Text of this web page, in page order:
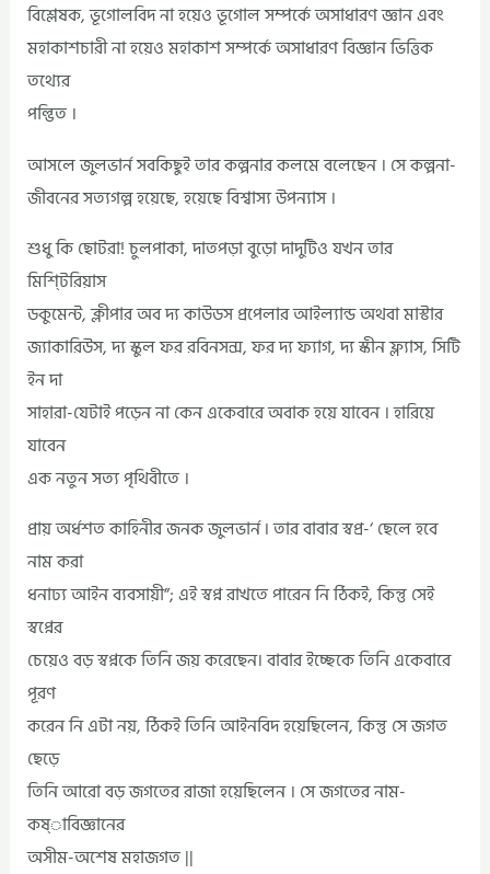
বিশ্লেষক, ভূগোলবিদ না হয়েও ভূগোল সম্পর্কে অসাধারণ জ্ঞান এবং
মহাকাশচারী না হয়েও মহাকাশ সম্পর্কে অসাধারণ বিজ্ঞান ভিত্তিক
তথ্যের
পল্ভিত ।
আসলে জুলভার্ন সবকিছুই তার কল্পনার কলমে বলেছেন । সে কল্পনা-
জীবনের সত্যগল্প হয়েছে, হয়েছে বিশ্বাস্য উপন্যাস ।
শুধু কি ছোটরা! চুলপাকা, দাতপড়া বুড়ো দাদুটিও যখন তার
মিশ্টিরিয়াস
ডকুমেন্ট, ক্লীপার অব দ্য কাউডস প্রপেলার আইল্যান্ড অথবা মাস্টার
জ্যাকারিউস, দ্য স্কুল ফর রবিনসন্স, ফর দ্য ফ্যাগ, দ্য স্কীন ফ্ল্যাস, সিটি
ইন দা
সাহারা-যেটাই পড়েন না কেন একেবারে অবাক হয়ে যাবেন । হারিয়ে
যাবেন
এক নতুন সত্য পৃথিবীতে ।
প্রায় অর্ধশত কাহিনীর জনক জুলভার্ন ৷ তার বাবার স্বপ্র-‘ ছেলে হবে
নাম করা
ধনাঢ্য আইন ব্যবসায়ী”; এই স্বপ্ন রাখতে পারেন নি ঠিকই, কিন্তু সেই
স্বপ্নের
চেয়েও বড় স্বপ্নকে তিনি জয় করেছেন। বাবার ইচ্ছেকে তিনি একেবারে
পূরণ
করেন নি এটা নয়, ঠিকই তিনি আইনবিদ হয়েছিলেন, কিন্তু সে জগত
ছেড়ে
তিনি আরো বড় জগতের রাজা হয়েছিলেন । সে জগতের নাম-
কষ্াবিজ্ঞানের
অসীম-অশেষ মহাজগত ||